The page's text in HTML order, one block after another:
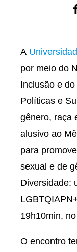
A
por meio do
Inclusão e
Políticas e
gênero, raça
alusivo ao
para
sexual e de
Diversidade:
19h10min,
O encontro